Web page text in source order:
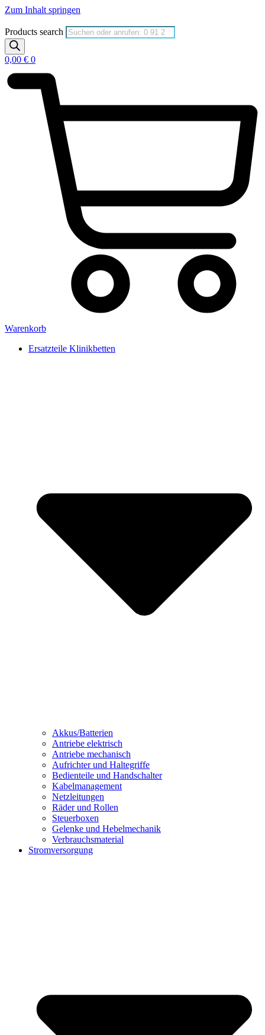
Zum Inhalt springen
Products search
0,00 € 0
Warenkorb
Ersatzteile Klinikbetten
Akkus/Batterien
Antriebe elektrisch
Antriebe mechanisch
Aufrichter und Haltegriffe
Bedienteile und Handschalter
Kabelmanagement
Netzleitungen
Räder und Rollen
Steuerboxen
Gelenke und Hebelmechanik
Verbrauchsmaterial
Stromversorgung